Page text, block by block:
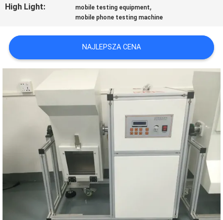
O
WYCENĘ
SHOW
SITEMAP
PRIVACY
POLICY
High Light: mobile testing equipment,
mobile phone testing machine
NAJLEPSZA CENA